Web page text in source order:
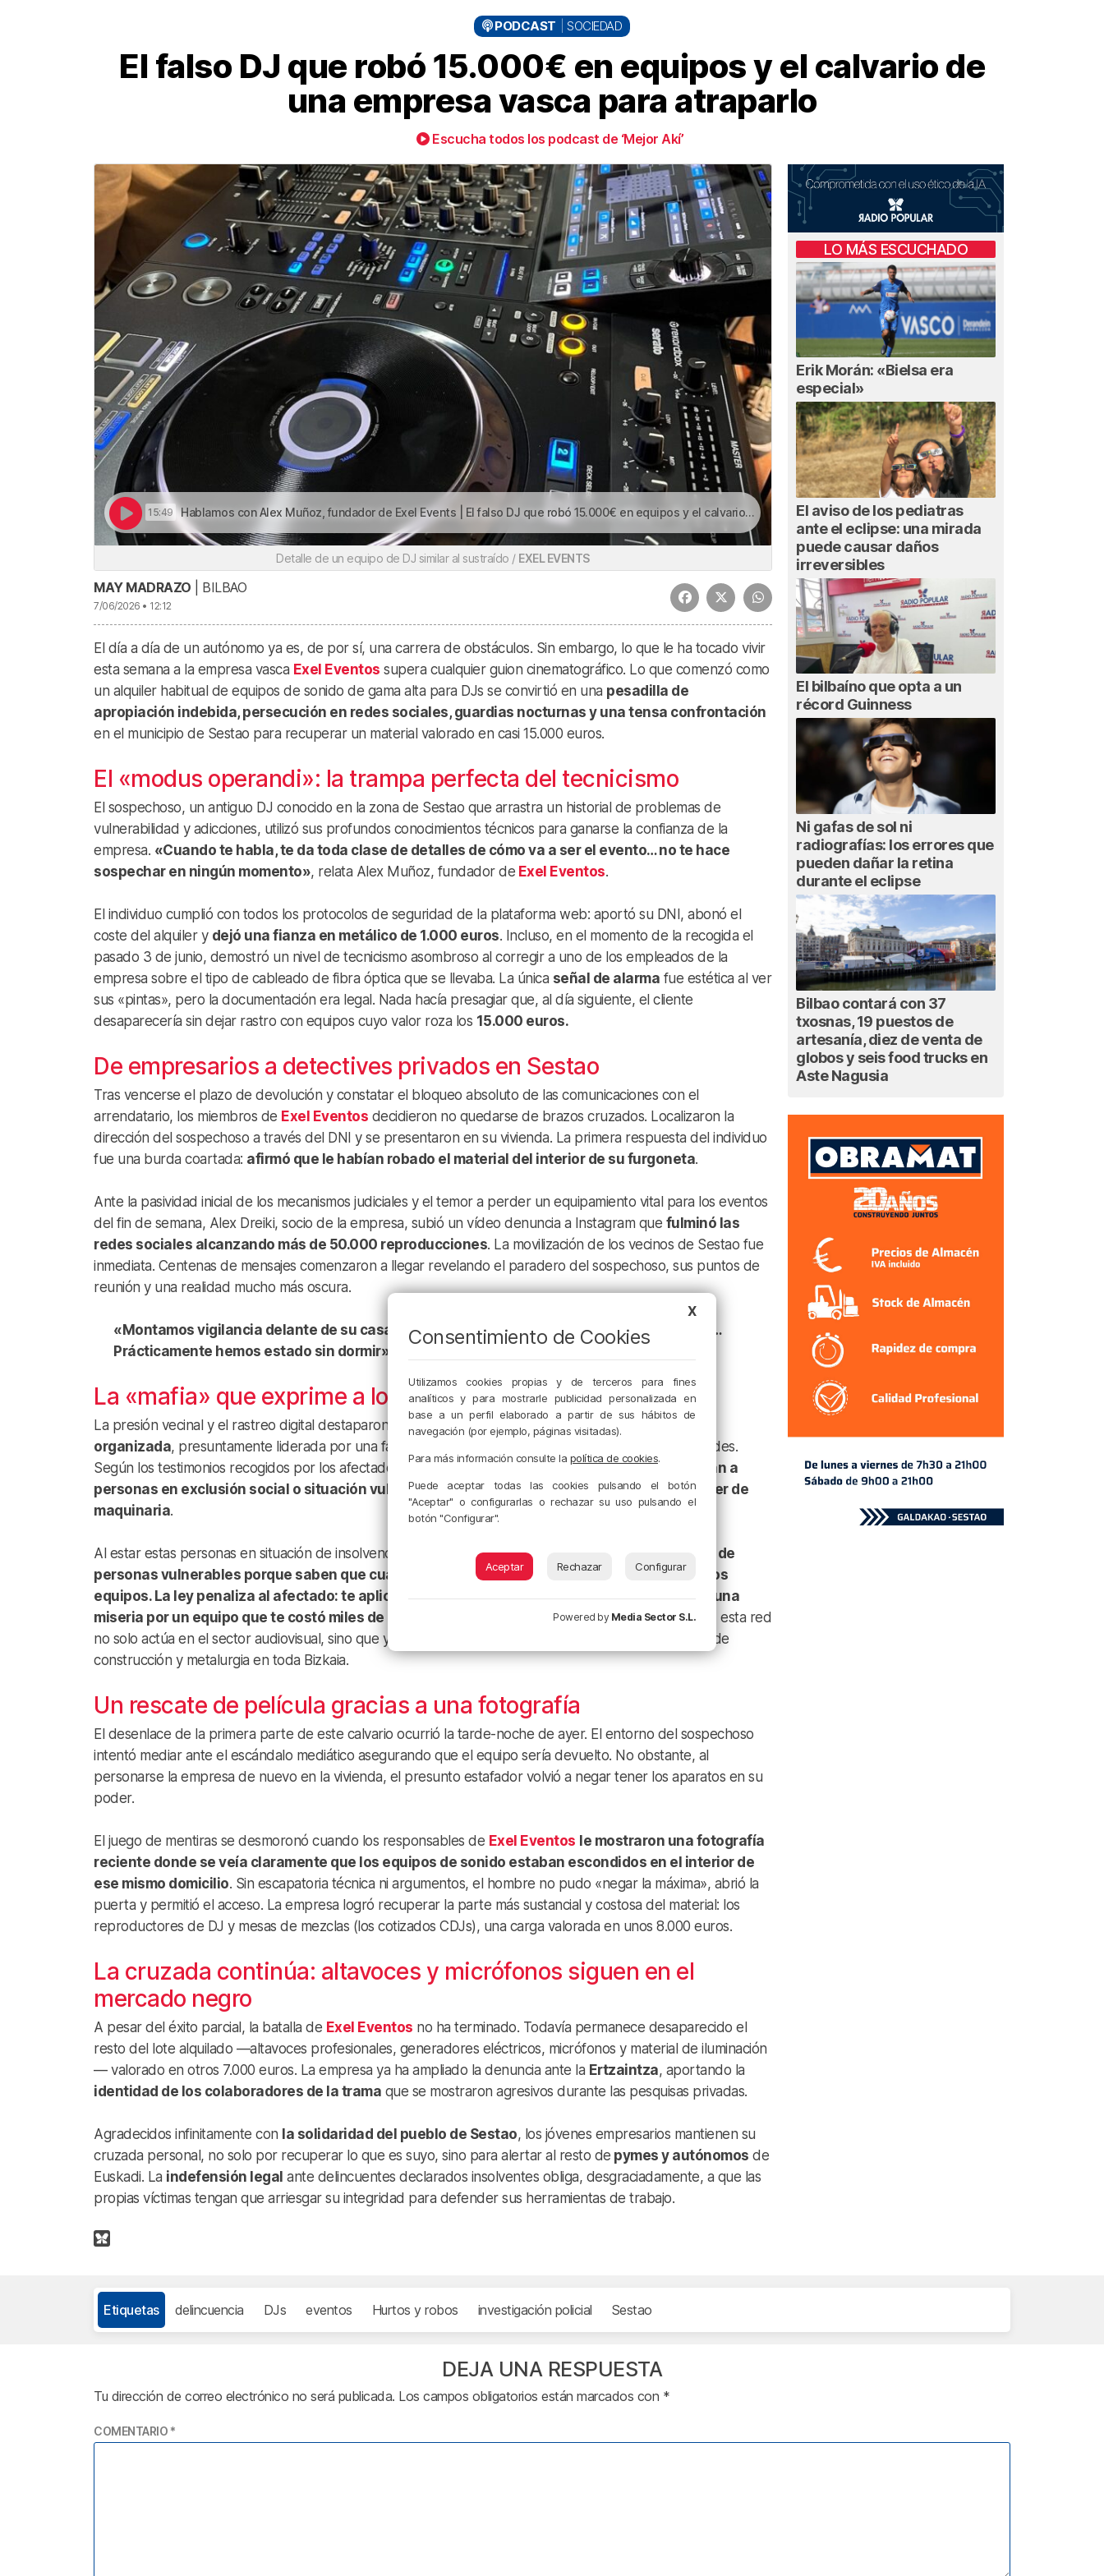
PODCAST SOCIEDAD
El falso DJ que robó 15.000€ en equipos y el calvario de
una empresa vasca para atraparlo
Escucha todos los podcast de ‘Mejor Akí’
15:49 Hablamos con Alex Muñoz, fundador de Exel Events | El falso DJ que robó 15.000€ en equipos y el calvario de una empresa vasca para atraparlo
Detalle de un equipo de DJ similar al sustraído / EXEL EVENTS
MAY MADRAZO | BILBAO
7/06/2026 • 12:12
El día a día de un autónomo ya es, de por sí, una carrera de obstáculos. Sin embargo, lo que le ha tocado vivir
esta semana a la empresa vasca Exel Eventos supera cualquier guion cinematográfico. Lo que comenzó como
un alquiler habitual de equipos de sonido de gama alta para DJs se convirtió en una pesadilla de
apropiación indebida, persecución en redes sociales, guardias nocturnas y una tensa confrontación
en el municipio de Sestao para recuperar un material valorado en casi 15.000 euros.
El «modus operandi»: la trampa perfecta del tecnicismo
El sospechoso, un antiguo DJ conocido en la zona de Sestao que arrastra un historial de problemas de
vulnerabilidad y adicciones, utilizó sus profundos conocimientos técnicos para ganarse la confianza de la
empresa. «Cuando te habla, te da toda clase de detalles de cómo va a ser el evento… no te hace
sospechar en ningún momento», relata Alex Muñoz, fundador de Exel Eventos.
El individuo cumplió con todos los protocolos de seguridad de la plataforma web: aportó su DNI, abonó el
coste del alquiler y dejó una fianza en metálico de 1.000 euros. Incluso, en el momento de la recogida el
pasado 3 de junio, demostró un nivel de tecnicismo asombroso al corregir a uno de los empleados de la
empresa sobre el tipo de cableado de fibra óptica que se llevaba. La única señal de alarma fue estética al ver
sus «pintas», pero la documentación era legal. Nada hacía presagiar que, al día siguiente, el cliente
desaparecería sin dejar rastro con equipos cuyo valor roza los 15.000 euros.
De empresarios a detectives privados en Sestao
Tras vencerse el plazo de devolución y constatar el bloqueo absoluto de las comunicaciones con el
arrendatario, los miembros de Exel Eventos decidieron no quedarse de brazos cruzados. Localizaron la
dirección del sospechoso a través del DNI y se presentaron en su vivienda. La primera respuesta del individuo
fue una burda coartada: afirmó que le habían robado el material del interior de su furgoneta.
Ante la pasividad inicial de los mecanismos judiciales y el temor a perder un equipamiento vital para los eventos
del fin de semana, Alex Dreiki, socio de la empresa, subió un vídeo denuncia a Instagram que fulminó las
redes sociales alcanzando más de 50.000 reproducciones. La movilización de los vecinos de Sestao fue
inmediata. Centenas de mensajes comenzaron a llegar revelando el paradero del sospechoso, sus puntos de
reunión y una realidad mucho más oscura.
«Montamos vigilancia delante de su casa toda la noche del día 4 por si los equipos salían…
Prácticamente hemos estado sin dormir»,
La «mafia» que exprime a los más vulnerables
La presión vecinal y el rastreo digital destaparon lo que parece ser una
trama delictiva masiva y
organizada, presuntamente liderada por una familia de la zona ampliamente fichada por las autoridades.
Según los testimonios recogidos por los afectados, esta red utiliza un patrón delictivo perverso:
captan a
personas en exclusión social o situación vulnerable para que realicen los contratos de alquiler de
maquinaria.
Al estar estas personas en situación de insolvencia, los juzgados se ven de manos atadas.
«Se nutren de
personas vulnerables porque saben que cuando llegan a juicio no van a tener que devolver los
equipos. La ley penaliza al afectado: te aplican porcentajes de desgaste y acabas cobrando una
miseria por un equipo que te costó miles de euros»
, denuncia con indignación Muñoz. Al parecer, esta red
no solo actúa en el sector audiovisual, sino que ya habría golpeado con el mismo método a empresas de
construcción y metalurgia en toda Bizkaia.
Un rescate de película gracias a una fotografía
El desenlace de la primera parte de este calvario ocurrió la tarde-noche de ayer. El entorno del sospechoso
intentó mediar ante el escándalo mediático asegurando que el equipo sería devuelto. No obstante, al
personarse la empresa de nuevo en la vivienda, el presunto estafador volvió a negar tener los aparatos en su
poder.
El juego de mentiras se desmoronó cuando los responsables de Exel Eventos le mostraron una fotografía
reciente donde se veía claramente que los equipos de sonido estaban escondidos en el interior de
ese mismo domicilio. Sin escapatoria técnica ni argumentos, el hombre no pudo «negar la máxima», abrió la
puerta y permitió el acceso. La empresa logró recuperar la parte más sustancial y costosa del material: los
reproductores de DJ y mesas de mezclas (los cotizados CDJs), una carga valorada en unos 8.000 euros.
La cruzada continúa: altavoces y micrófonos siguen en el
mercado negro
A pesar del éxito parcial, la batalla de Exel Eventos no ha terminado. Todavía permanece desaparecido el
resto del lote alquilado —altavoces profesionales, generadores eléctricos, micrófonos y material de iluminación
— valorado en otros 7.000 euros. La empresa ya ha ampliado la denuncia ante la Ertzaintza, aportando la
identidad de los colaboradores de la trama que se mostraron agresivos durante las pesquisas privadas.
Agradecidos infinitamente con la solidaridad del pueblo de Sestao, los jóvenes empresarios mantienen su
cruzada personal, no solo por recuperar lo que es suyo, sino para alertar al resto de pymes y autónomos de
Euskadi. La indefensión legal ante delincuentes declarados insolventes obliga, desgraciadamente, a que las
propias víctimas tengan que arriesgar su integridad para defender sus herramientas de trabajo.
LO MÁS ESCUCHADO
Erik Morán: «Bielsa era
especial»
El aviso de los pediatras
ante el eclipse: una mirada
puede causar daños
irreversibles
El bilbaíno que opta a un
récord Guinness
Ni gafas de sol ni
radiografías: los errores que
pueden dañar la retina
durante el eclipse
Bilbao contará con 37
txosnas, 19 puestos de
artesanía, diez de venta de
globos y seis food trucks en
Aste Nagusia
Etiquetas delincuencia DJs eventos Hurtos y robos investigación policial Sestao
DEJA UNA RESPUESTA
Tu dirección de correo electrónico no será publicada. Los campos obligatorios están marcados con *
COMENTARIO *
X
Consentimiento de Cookies
Utilizamos cookies propias y de terceros para fines
analíticos y para mostrarle publicidad personalizada en
base a un perfil elaborado a partir de sus hábitos de
navegación (por ejemplo, páginas visitadas).
Para más información consulte la política de cookies.
Puede aceptar todas las cookies pulsando el botón
"Aceptar" o configurarlas o rechazar su uso pulsando el
botón "Configurar".
Aceptar Rechazar Configurar
Powered by Media Sector S.L.